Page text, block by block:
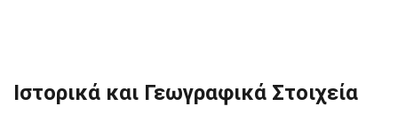
Ιστορικά και Γεωγραφικά Στοιχεία